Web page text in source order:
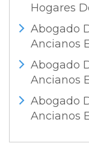
Hogares
Abogado
Ancianos
Abogado
Ancianos
Abogado
Ancianos